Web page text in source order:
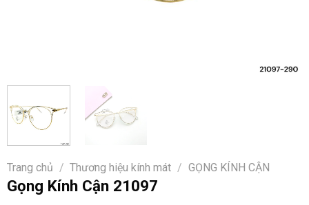
Trang chủ / Thương hiệu kính mát / GỌNG KÍNH CẬN
Gọng Kính Cận 21097